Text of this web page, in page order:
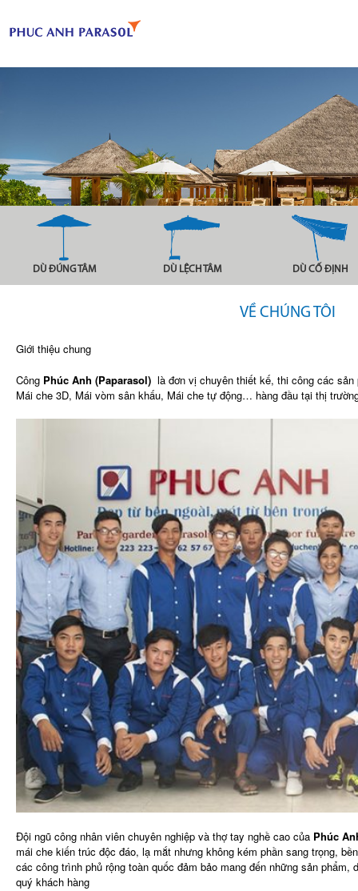
DÙ ĐÚNG TÂM DÙ LỆCH TÂM DÙ CỐ ĐỊNH
VỀ CHÚNG TÔI
Giới thiệu chung
Công Phúc Anh (Paparasol) là đơn vị chuyên thiết kế, thi công các
Mái che 3D, Mái vòm sân khấu, Mái che tự động… hàng đầu tại thị
Đội ngũ công nhân viên chuyên nghiệp và thợ tay nghề cao của Phúc
mái che kiến trúc độc đáo, lạ mắt nhưng không kém phần sang trọng,
các công trình phủ rộng toàn quốc đảm bảo mang đến những sản
quý khách hàng